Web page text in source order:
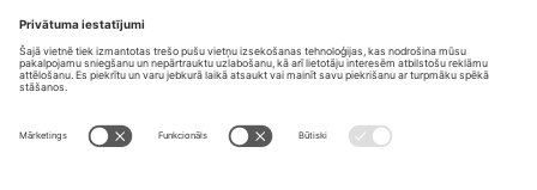
United States
131 Continental Dr, Suite 305,
Newark, Delaware 19713, United
Dorfstrasse 52a, 6390
Engelberg, Switzerland